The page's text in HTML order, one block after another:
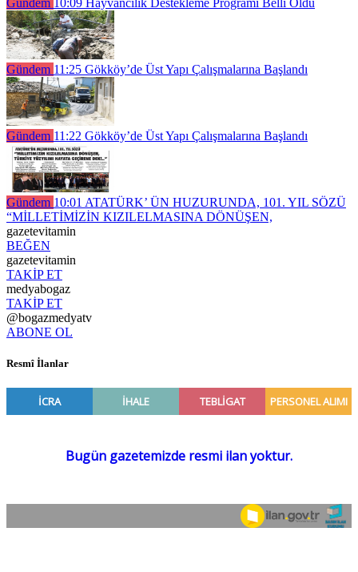
Gündem 11:25 Gökköy’de Üst Yapı Çalışmalarına Başlandı
Gündem 11:22 Gökköy’de Üst Yapı Çalışmalarına Başlandı
Gündem 10:01 ATATÜRK’ ÜN HUZURUNDA, 101. YIL SÖZÜ
“MİLLETİMİZİN KIZILELMASINA DÖNÜŞEN,
gazetevitamin
BEĞEN
gazetevitamin
TAKİP ET
medyabogaz
TAKİP ET
@bogazmedyatv
ABONE OL
Resmî İlanlar